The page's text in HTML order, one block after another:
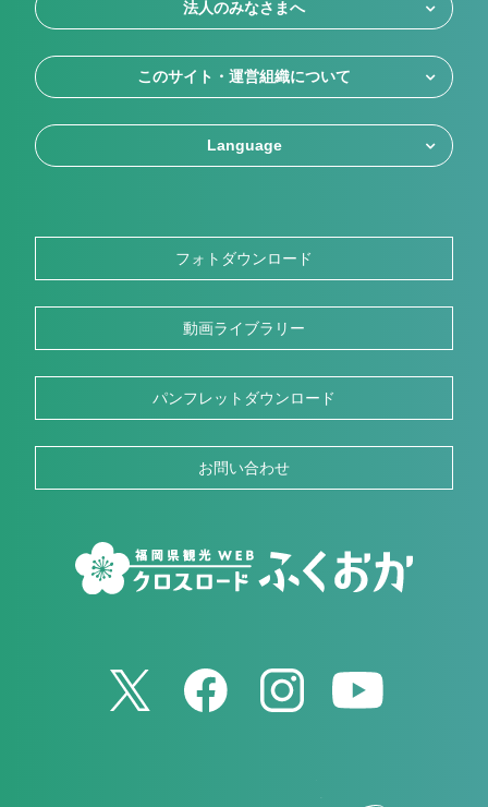
法人のみなさまへ
このサイト・運営組織について
Language
フォトダウンロード
動画ライブラリー
パンフレットダウンロード
お問い合わせ